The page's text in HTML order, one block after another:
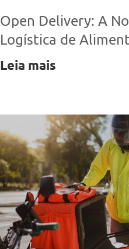
Open Delivery: A
Logística de
Leia mais